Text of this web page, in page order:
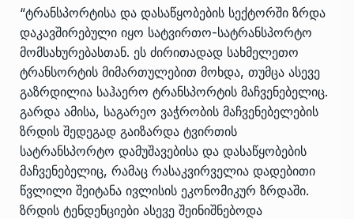
“ტრანსპორტისა და დასაწყობების სექტორში ზრდა
დაკავშირებული იყო სატვირთო-სატრანსპორტო
მომსახურებასთან. ეს ძირითადად სახმელეთო
ტრანსორტის მიმართულებით მოხდა, თუმცა ასევე
გაზრდილია საჰაერო ტრანსპორტის მაჩვენებელიც.
გარდა ამისა, საგარეო ვაჭრობის მაჩვენებელების
ზრდის შედეგად გაიზარდა ტვირთის
სატრანსპორტო დამუშავებისა და დასაწყობების
მაჩვენებელიც, რამაც რასაკვირველია დადებითი
წვლილი შეიტანა ივლისის ეკონომიკურ ზრდაში.
ზრდის ტენდენციები ასევე შეინიშნებოდა